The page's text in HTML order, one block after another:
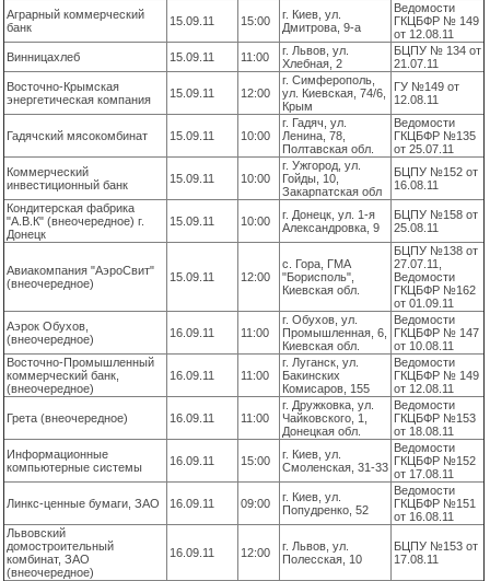
Аграрный коммерческий
банк
15.09.11 15:00
г. Киев, ул.
Дмитрова, 9-а
Ведомости
ГКЦБФР № 149
от 12.08.11
Винницахлеб
15.09.11 11:00
г. Львов, ул.
Хлебная, 2
БЦПУ № 134 от
21.07.11
Восточно-Крымская
энергетическая компания
15.09.11 12:00
г. Симферополь,
ул. Киевская, 74/6,
Крым
ГУ №149 от
12.08.11
Гадячский мясокомбинат 15.09.11 10:00
г. Гадяч, ул.
Ленина, 78,
Полтавская обл.
Ведомости
ГКЦБФР №135
от 25.07.11
Коммерческий
инвестиционный банк
15.09.11 10:00
г. Ужгород, ул.
Гойды, 10,
Закарпатская обл
БЦПУ №152 от
16.08.11
Кондитерская фабрика
"А.В.К" (внеочередное) г.
Донецк
15.09.11 10:00
г. Донецк, ул. 1-я
Александровка, 9
БЦПУ №158 от
25.08.11
Авиакомпания "АэроСвит"
(внеочередное)
15.09.11 12:00
с. Гора, ГМА
"Борисполь",
Киевская обл.
БЦПУ №138 от
27.07.11,
Ведомости
ГКЦБФР №162
от 01.09.11
Аэрок Обухов,
(внеочередное)
16.09.11 11:00
г. Обухов, ул.
Промышленная, 6,
Киевская обл.
Ведомости
ГКЦБФР № 147
от 10.08.11
Восточно-Промышленный
коммерческий банк,
(внеочередное)
16.09.11 11:00
г. Луганск, ул.
Бакинских
Комисаров, 155
Ведомости
ГКЦБФР № 149
от 12.08.11
Грета (внеочередное) 16.09.11 11:00
г. Дружковка, ул.
Чайковского, 1,
Донецкая обл.
Ведомости
ГКЦБФР №153
от 18.08.11
Информационные
компьютерные системы
16.09.11 15:00
г. Киев, ул.
Смоленская, 31-33
Ведомости
ГКЦБФР №152
от 17.08.11
Линкс-ценные бумаги, ЗАО 16.09.11 09:00
г. Киев, ул.
Попудренко, 52
Ведомости
ГКЦБФР №151
от 16.08.11
Львовский
домостроительный
комбинат, ЗАО
(внеочередное)
16.09.11 12:00
г. Львов, ул.
Полесская, 10
БЦПУ №153 от
17.08.11